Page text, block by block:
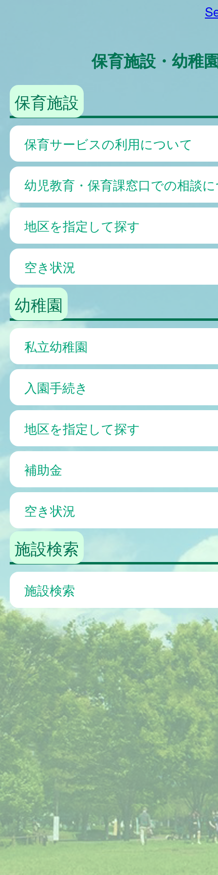
保育施設・幼稚
保育施設
保育サービスの利用について
幼児教育・保育課窓口での相談
地区を指定して探す
空き状況
幼稚園
私立幼稚園
入園手続き
地区を指定して探す
補助金
空き状況
施設検索
施設検索